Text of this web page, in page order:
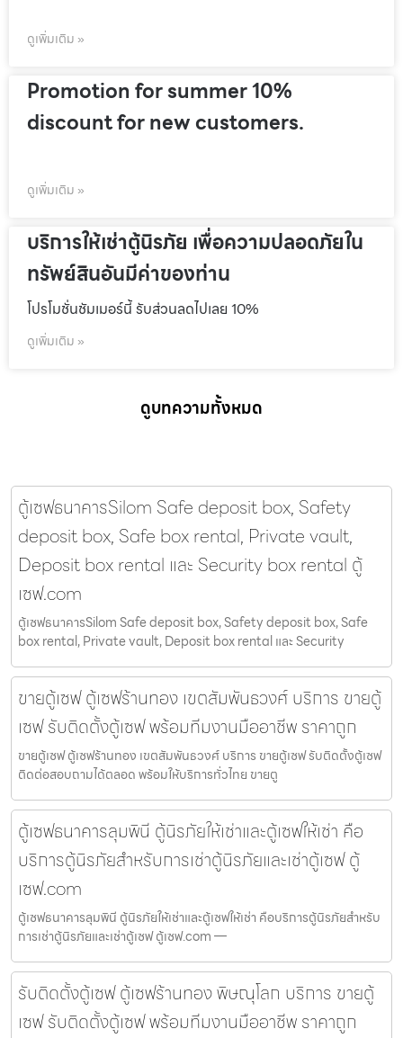
ดูเพิ่มเติม »
Promotion for summer 10%
discount for new customers.
ดูเพิ่มเติม »
บริการให้เช่าตู้นิรภัย เพื่อความปลอดภัยใน
ทรัพย์สินอันมีค่าของท่าน
โปรโมชั่นชัมเมอร์นี้ รับส่วนลดไปเลย 10%
ดูเพิ่มเติม »
ดูบทความทั้งหมด
ตู้เซฟธนาคารSilom Safe deposit box, Safety
deposit box, Safe box rental, Private vault,
Deposit box rental และ Security box rental ตู้
เซฟ.com
ตู้เซฟธนาคารSilom Safe deposit box, Safety deposit box, Safe
box rental, Private vault, Deposit box rental และ Security
ขายตู้เซฟ ตู้เซฟร้านทอง เขตสัมพันธวงศ์ บริการ ขายตู้
เซฟ รับติดตั้งตู้เซฟ พร้อมทีมงานมืออาชีพ ราคาถูก
ขายตู้เซฟ ตู้เซฟร้านทอง เขตสัมพันธวงศ์ บริการ ขายตู้เซฟ รับติดตั้งตู้เซฟ
ติดต่อสอบถามได้ตลอด พร้อมให้บริการทั่วไทย ขายตู
ตู้เซฟธนาคารลุมพินี ตู้นิรภัยให้เช่าและตู้เซฟให้เช่า คือ
บริการตู้นิรภัยสำหรับการเช่าตู้นิรภัยและเช่าตู้เซฟ ตู้
เซฟ.com
ตู้เซฟธนาคารลุมพินี ตู้นิรภัยให้เช่าและตู้เซฟให้เช่า คือบริการตู้นิรภัยสำหรับ
การเช่าตู้นิรภัยและเช่าตู้เซฟ ตู้เซฟ.com —
รับติดตั้งตู้เซฟ ตู้เซฟร้านทอง พิษณุโลก บริการ ขายตู้
เซฟ รับติดตั้งตู้เซฟ พร้อมทีมงานมืออาชีพ ราคาถูก